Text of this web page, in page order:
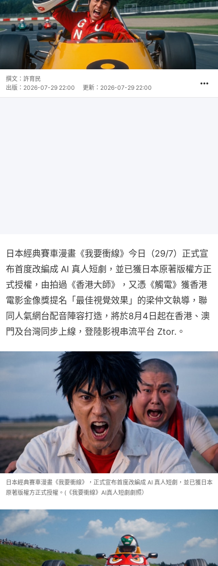
撰文： 許育民
出版： 2026-07-29 22:00 更新： 2026-07-29 22:00
日本經典賽車漫畫《我要衝線》今日（29/7）正式宣
布首度改編成 AI 真人短劇，並已獲日本原著版權方正
式授權，由拍過《香港大師》，又憑《觸電》獲香港
電影金像獎提名「最佳視覺效果」的梁仲文執導，聯
同人氣網台配音陣容打造，將於8月4日起在香港、澳
門及台灣同步上線，登陸影視串流平台 Ztor.。
日本經典賽車漫畫《我要衝線》，正式宣布首度改編成 AI 真人短劇，並已獲日本
原著版權方正式授權。(《我要衝線》AI真人短劇劇照）